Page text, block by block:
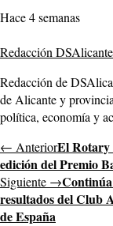
Hace 4 semanas
Redacción DSAlicante
Redacción de
de Alicante y
política, economía y
← AnteriorEl Rotary
edición del Premio
Siguiente →
resultados del Club
de España